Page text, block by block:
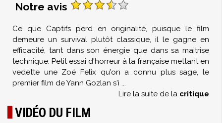
Notre avis
Ce que Captifs perd en originalité, puisque le film
demeure un survival plutôt classique, il le gagne en
efficacité, tant dans son énergie que dans sa maitrise
technique. Petit essai d'horreur à la française mettant en
vedette une Zoé Felix qu'on a connu plus sage, le
premier film de Yann Gozlan s'i ...
Lire la suite de la critique
VIDÉO DU FILM